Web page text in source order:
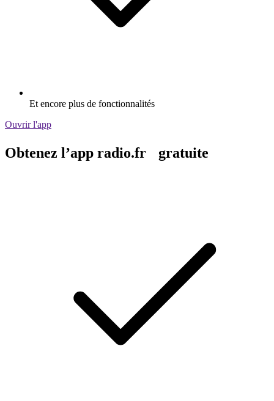
Et encore plus de fonctionnalités
Ouvrir l'app
Obtenez l’app radio.fr gratuite